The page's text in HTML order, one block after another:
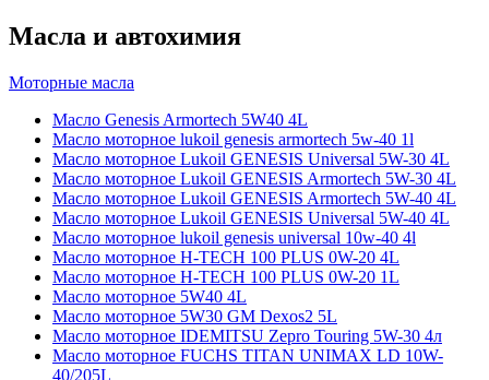
Масла и автохимия
Моторные масла
Масло Genesis Armortech 5W40 4L
Масло моторное lukoil genesis armortech 5w-40 1l
Масло моторное Lukoil GENESIS Universal 5W-30 4L
Масло моторное Lukoil GENESIS Armortech 5W-30 4L
Масло моторное Lukoil GENESIS Armortech 5W-40 4L
Масло моторное Lukoil GENESIS Universal 5W-40 4L
Масло моторное lukoil genesis universal 10w-40 4l
Масло моторное H-TECH 100 PLUS 0W-20 4L
Масло моторное H-TECH 100 PLUS 0W-20 1L
Масло моторное 5W40 4L
Масло моторное 5W30 GM Dexos2 5L
Масло моторное IDEMITSU Zepro Touring 5W-30 4л
Масло моторное FUCHS TITAN UNIMAX LD 10W-
40/205L